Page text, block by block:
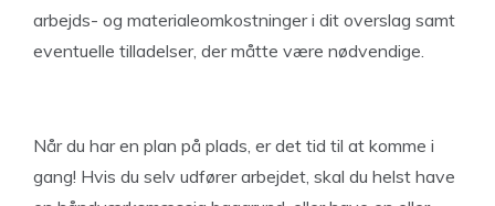
arbejds- og materialeomkostninger i dit overslag samt
eventuelle tilladelser, der måtte være nødvendige.
Når du har en plan på plads, er det tid til at komme i
gang! Hvis du selv udfører arbejdet, skal du helst have